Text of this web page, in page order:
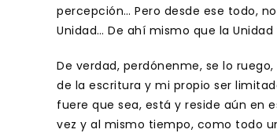
percepción… Pero desde ese todo,
Unidad… De ahí mismo que la
De verdad, perdónenme, se lo
de la escritura y mi propio ser
fuere que sea, está y reside aún en
vez y al mismo tiempo, como todo